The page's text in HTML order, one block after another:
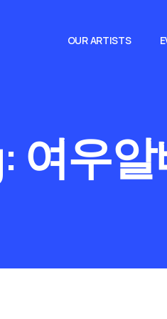
OUR ARTISTS
여우